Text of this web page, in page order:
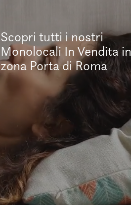
Scopri tutti i nostri
Monolocali In Vendita in
zona Porta di Roma